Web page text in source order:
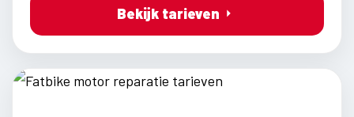
Bekijk tarieven